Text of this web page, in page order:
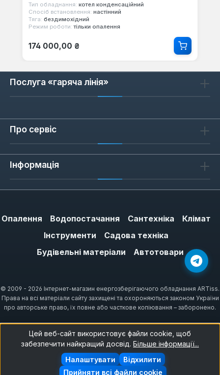
Тип обладнання: котел конденсаційний
Спосіб встановлення: настінний
Тяга: бездимохідний
Режим роботи: тільки опалення
Звичайна ціна:
174 000,00 ₴
Послуга «гаряча лінія»
Про сервіс
Інформація
Опалення Водопостачання Сантехніка
Клімат
Інструменти
Садова техніка
Будівельні матеріали
Автотовари
© 2009 - 2026 Інтернет-магазин енергозберігаючого обладнання ARTiss.
Права на всі матеріали сайту захищені та охороняються законом України
про авторське право, їх повне або часткове копіювання – заборонено.
Цей веб-сайт використовує файли cookie, щоб
забезпечити найкращий досвід. Більше інформації...
Відхилити
Налаштувати
Прийняти всі файли cookie